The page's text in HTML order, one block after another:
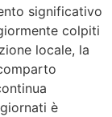
significativo
colpiti
locale, la
è